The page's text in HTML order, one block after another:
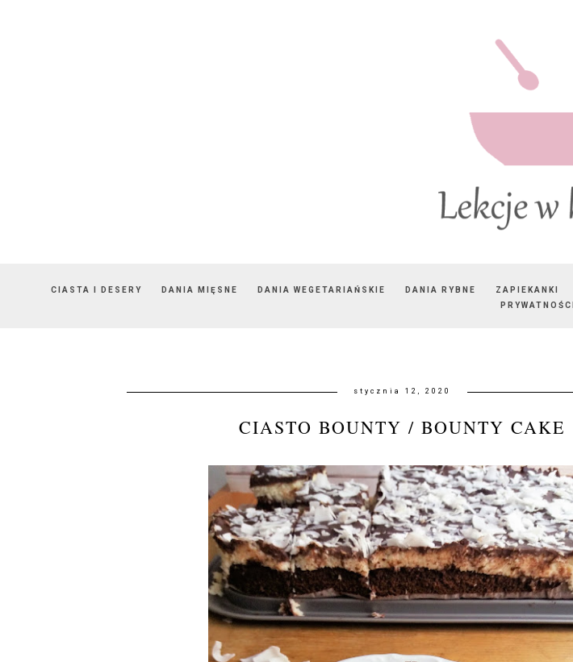
CIASTA I DESERY DANIA MIĘSNE DANIA WEGETARIAŃSKIE DANIA RYBNE ZAPIEKANKI
PRYWATNOŚCI
stycznia 12, 2020
CIASTO BOUNTY / BOUNTY CAKE